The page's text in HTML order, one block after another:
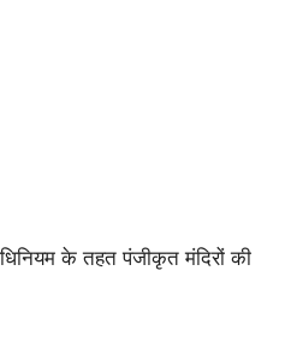
के तहत पंजीकृत मंदिरों की